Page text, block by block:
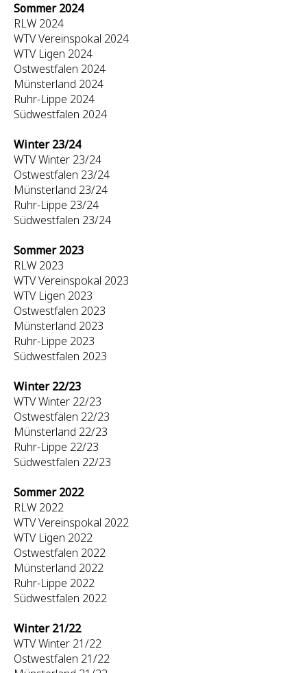
Sommer 2024
RLW 2024
WTV Vereinspokal 2024
WTV Ligen 2024
Ostwestfalen 2024
Münsterland 2024
Ruhr-Lippe 2024
Südwestfalen 2024
Winter 23/24
WTV Winter 23/24
Ostwestfalen 23/24
Münsterland 23/24
Ruhr-Lippe 23/24
Südwestfalen 23/24
Sommer 2023
RLW 2023
WTV Vereinspokal 2023
WTV Ligen 2023
Ostwestfalen 2023
Münsterland 2023
Ruhr-Lippe 2023
Südwestfalen 2023
Winter 22/23
WTV Winter 22/23
Ostwestfalen 22/23
Münsterland 22/23
Ruhr-Lippe 22/23
Südwestfalen 22/23
Sommer 2022
RLW 2022
WTV Vereinspokal 2022
WTV Ligen 2022
Ostwestfalen 2022
Münsterland 2022
Ruhr-Lippe 2022
Südwestfalen 2022
Winter 21/22
WTV Winter 21/22
Ostwestfalen 21/22